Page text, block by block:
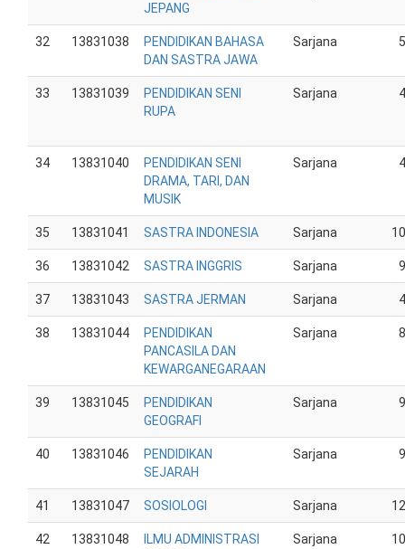
JEPANG
32 13831038
PENDIDIKAN BAHASA
DAN SASTRA JAWA
Sarjana
33 13831039
PENDIDIKAN SENI
RUPA
Sarjana
34 13831040
PENDIDIKAN SENI
DRAMA, TARI, DAN
MUSIK
Sarjana
35 13831041 SASTRA INDONESIA Sarjana
36 13831042 SASTRA INGGRIS Sarjana
37 13831043 SASTRA JERMAN Sarjana
38 13831044
PENDIDIKAN
PANCASILA DAN
KEWARGANEGARAAN
Sarjana
39 13831045
PENDIDIKAN
GEOGRAFI
Sarjana
40 13831046
PENDIDIKAN
SEJARAH
Sarjana
41 13831047 SOSIOLOGI Sarjana
42 13831048
ILMU ADMINISTRASI
Sarjana